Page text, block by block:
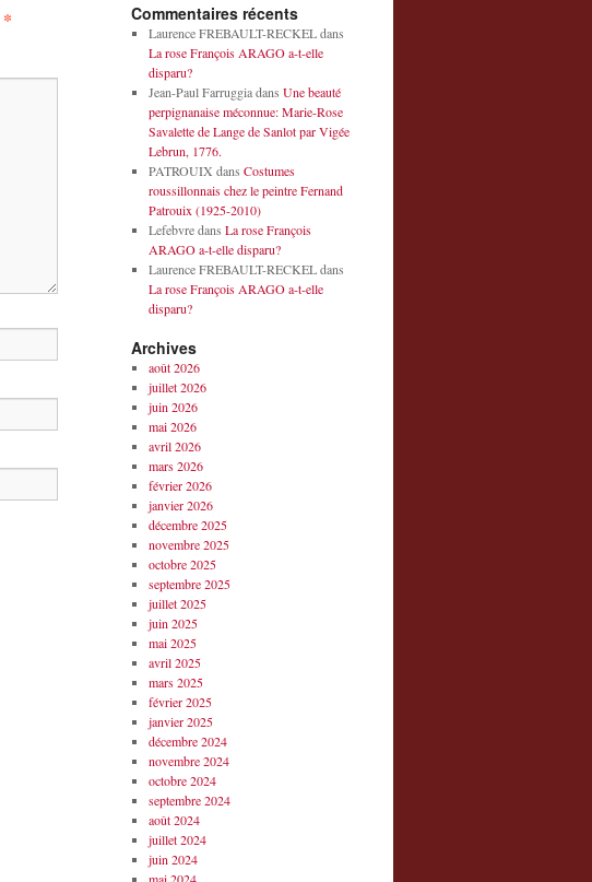
* Commentaires récents
Laurence FREBAULT-RECKELdans
La rose François ARAGO a-t-elle
disparu?
Jean-Paul Farruggiadans Une beauté
perpignanaise méconnue: Marie-Rose
Savalette de Lange de Sanlot par Vigée
Lebrun, 1776.
PATROUIX dans Costumes
roussillonnais chez le peintre Fernand
Patrouix (1925-2010)
Lefebvredans La rose François
ARAGO a-t-elle disparu?
Laurence FREBAULT-RECKELdans
La rose François ARAGO a-t-elle
disparu?
Archives
août 2026
juillet 2026
juin 2026
mai 2026
avril 2026
mars 2026
février 2026
janvier 2026
décembre 2025
novembre 2025
octobre 2025
septembre 2025
juillet 2025
juin 2025
mai 2025
avril 2025
mars 2025
février 2025
janvier 2025
décembre 2024
novembre 2024
octobre 2024
septembre 2024
août 2024
juillet 2024
juin 2024
mai 2024